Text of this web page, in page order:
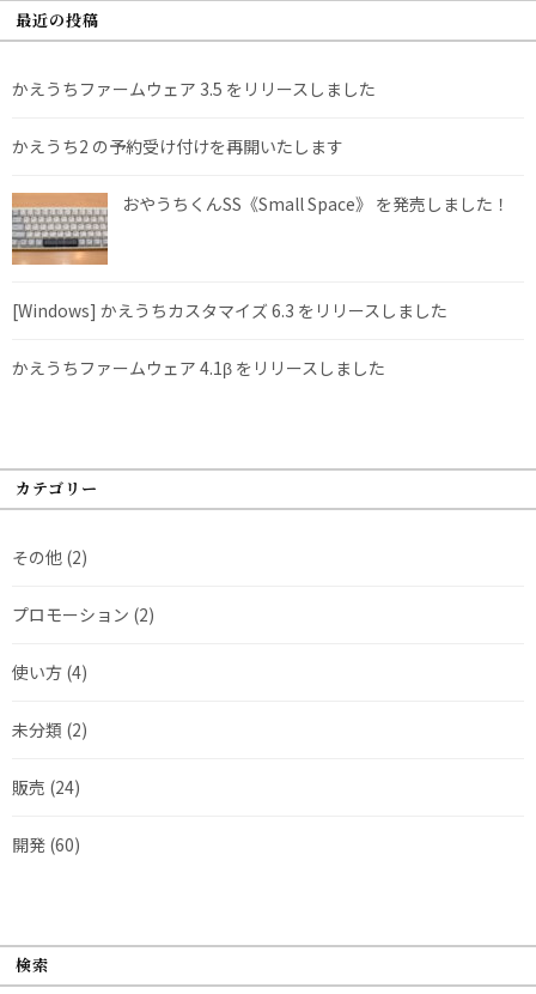
最近の投稿
かえうちファームウェア 3.5 をリリースしました
かえうち2 の予約受け付けを再開いたします
おやうちくんSS《Small Space》 を発売しました！
[Windows] かえうちカスタマイズ 6.3 をリリースしました
かえうちファームウェア 4.1β をリリースしました
カテゴリー
その他 (2)
プロモーション (2)
使い方 (4)
未分類 (2)
販売 (24)
開発 (60)
検索